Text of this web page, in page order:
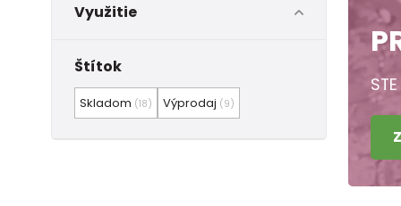
Využitie
Štítok
Skladom (18) Výprodaj (9)